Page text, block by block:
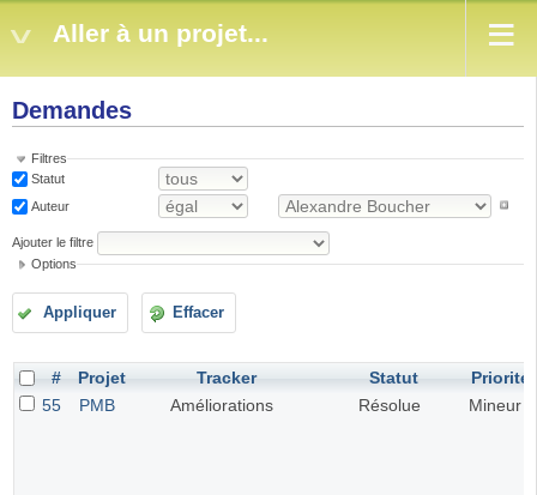
Aller à un projet...
Demandes
Filtres
Statut
Auteur
Ajouter le filtre
Options
Appliquer Effacer
# Projet Tracker Statut
Priorité
55
PMB Améliorations Résolue Mineur